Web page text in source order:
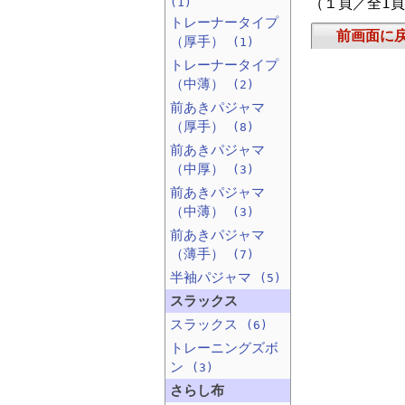
前画面に
トレーナータイプ
（厚手）
(1)
トレーナータイプ
（中薄）
(2)
前あきパジャマ
（厚手）
(8)
前あきパジャマ
（中厚）
(3)
前あきパジャマ
（中薄）
(3)
前あきパジャマ
（薄手）
(7)
半袖パジャマ (5)
スラックス
スラックス
(6)
トレーニングズボ
ン
(3)
さらし布